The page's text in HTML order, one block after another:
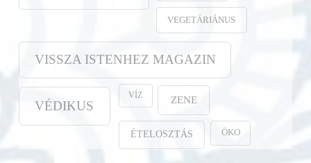
VEGETÁRIÁNUS
VISSZA ISTENHEZ MAGAZIN
VÉDIKUS
VÍZ ZENE
ÉTELOSZTÁS ÖKO